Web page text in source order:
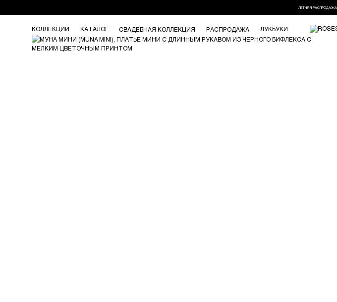
ЛЕТНЯЯ РАСПРОДАЖА
КОЛЛЕКЦИИ КАТАЛОГ СВАДЕБНАЯ КОЛЛЕКЦИЯ РАСПРОДАЖА ЛУКБУКИ